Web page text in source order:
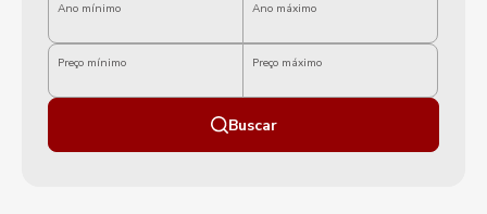
Ano mínimo Ano máximo
Preço mínimo Preço máximo
Buscar